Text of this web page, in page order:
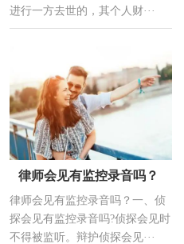
进行一方去世的，其个人财···
律师会见有监控录音吗？
律师会见有监控录音吗？一、侦
探会见有监控录音吗?侦探会见时
不得被监听。辩护侦探会见···